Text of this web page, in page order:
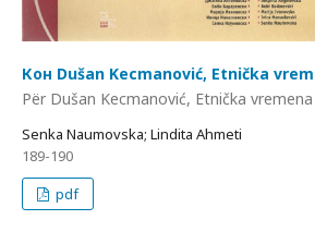
Кон Dušan Kecmanović, Etnička
Për Dušan Kecmanović, Etnička vremena
Senka Naumovska; Lindita Ahmeti
189-190
pdf